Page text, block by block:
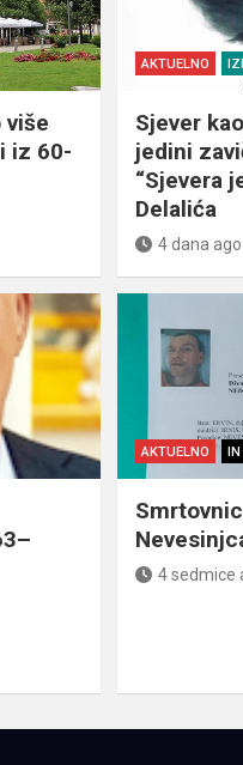
više
iz 60-
AKTUELNO
Sjever
jedini
“Sjevera
Delalića
4 dana ago
AKTUELNO IN
4 sedmice